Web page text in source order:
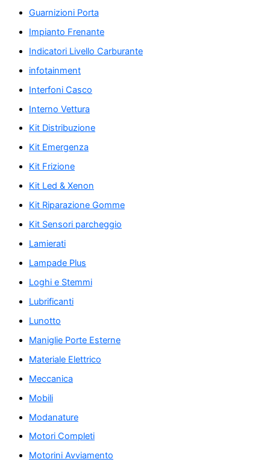
Guarnizioni Porta
Impianto Frenante
Indicatori Livello Carburante
infotainment
Interfoni Casco
Interno Vettura
Kit Distribuzione
Kit Emergenza
Kit Frizione
Kit Led & Xenon
Kit Riparazione Gomme
Kit Sensori parcheggio
Lamierati
Lampade Plus
Loghi e Stemmi
Lubrificanti
Lunotto
Maniglie Porte Esterne
Materiale Elettrico
Meccanica
Mobili
Modanature
Motori Completi
Motorini Avviamento